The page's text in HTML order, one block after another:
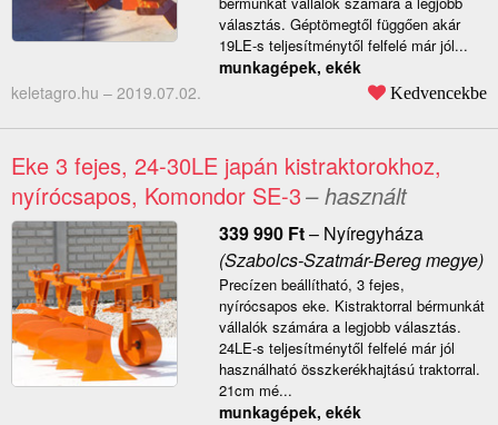
választás. Géptömegtől függően akár
19LE-s teljesítménytől felfelé már jól...
munkagépek, ekék
keletagro.hu – 2019.07.02. Kedvencekbe
Eke 3 fejes, 24-30LE japán kistraktorokhoz,
nyírócsapos, Komondor SE-3– használt
339 990 Ft– Nyíregyháza
(Szabolcs-Szatmár-Bereg megye)
Precízen beállítható, 3 fejes,
nyírócsapos eke. Kistraktorral bérmunkát
vállalók számára a legjobb választás.
24LE-s teljesítménytől felfelé már jól
használható összkerékhajtású traktorral.
21cm mé...
munkagépek, ekék